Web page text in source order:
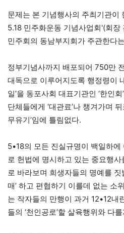
문제는 본 기념행사의 주최기관이
5.18 민주화운동 기념사업회'(회
민주회의 동남부지회가 주관한다
정부기념사까지 배포되어 750만
대독으로 이루어지도록 행정령이
일’을 동포사회 대표기관인 ‘한인
단체들에게 ‘대관료’나 챙겨가며
무유기’임에 틀림없다.
5•18의 모든 진실규명이 백일하
로 헌법에 명시하고 있는 중요행
로 바라보며 희생자들의 명예를 짓
매’ 하고 편협하기 이를데 없는 소
는 작자들의 만행이 과거 12•12내
들의 ‘천인공로’할 살육행위와 다